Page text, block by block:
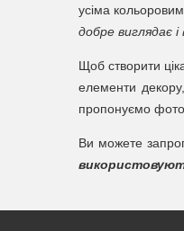
усіма
добре виглядає і
Щоб створити
елементи
пропонуємо
Ви можете